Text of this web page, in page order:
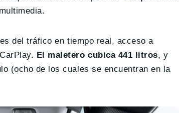
del tráfico en tiempo real, acceso a
El maletero cubica 441 litros, y
(ocho de los cuales se encuentran en la